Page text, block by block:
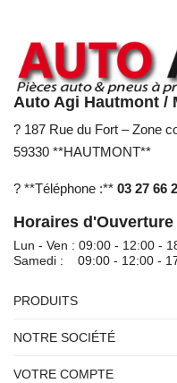
Auto Agi Hautmont /
? 187 Rue du Fort – Zone
59330 **HAUTMONT**
? **Téléphone :** 03 27 66
Horaires d'Ouverture
Lun - Ven : 09:00 - 12:00 -
Samedi : 09:00 - 12:00 -
PRODUITS
NOTRE SOCIÉTÉ
VOTRE COMPTE